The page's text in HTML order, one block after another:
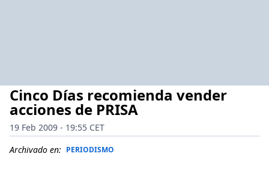
Cinco Días recomienda vender
acciones de PRISA
19 Feb 2009 - 19:55 CET
Archivado en: PERIODISMO